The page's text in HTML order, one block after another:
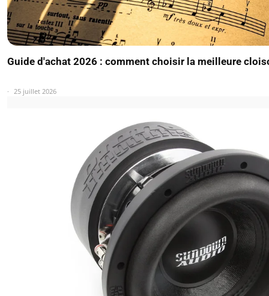
Guide d'achat 2026 : comment choisir la meilleure
25 juillet 2026